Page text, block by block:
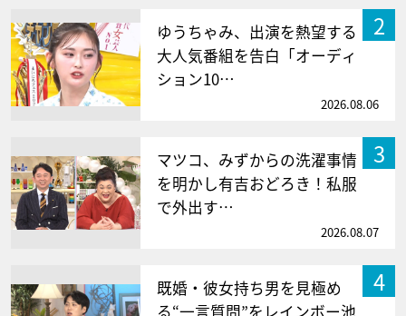
2
ゆうちゃみ、出演を熱望する
大人気番組を告白「オーディ
ション10…
2026.08.06
3
マツコ、みずからの洗濯事情
を明かし有吉おどろき！私服
で外出す…
2026.08.07
4
既婚・彼女持ち男を見極め
る“一言質問”をレインボー池